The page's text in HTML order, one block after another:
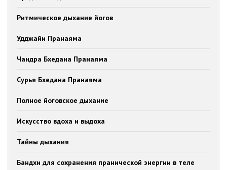
Ритмическое дыхание йогов
Удджайи Пранаяма
Чандра Бхедана Пранаяма
Сурья Бхедана Пранаяма
Полное йоговское дыхание
Искусство вдоха и выдоха
Тайны дыхания
Бандхи для сохранения пранической энергии в теле